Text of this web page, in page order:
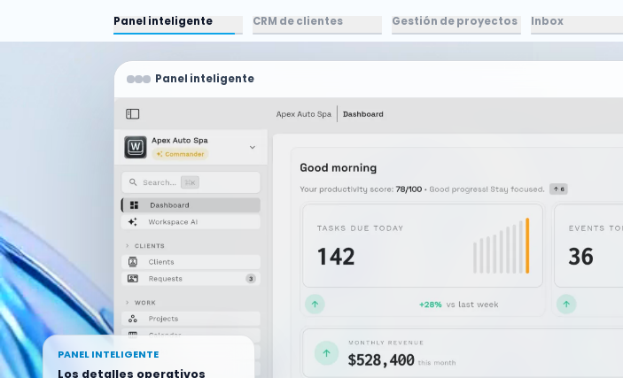
Panel inteligente CRM de clientes Gestión de proyectos Inbox
Panel inteligente
PANEL INTELIGENTE
Los detalles operativos